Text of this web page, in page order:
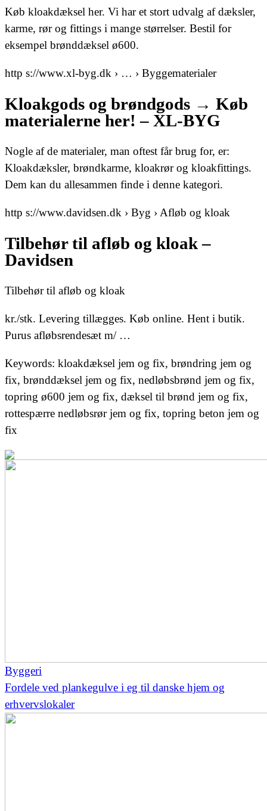
Køb kloakdæksel her. Vi har et stort udvalg af dæksler,
karme, rør og fittings i mange størrelser. Bestil for
eksempel brønddæksel ø600.
http s://www.xl-byg.dk › … › Byggematerialer
Kloakgods og brøndgods → Køb
materialerne her! – XL-BYG
Nogle af de materialer, man oftest får brug for, er:
Kloakdæksler, brøndkarme, kloakrør og kloakfittings.
Dem kan du allesammen finde i denne kategori.
http s://www.davidsen.dk › Byg › Afløb og kloak
Tilbehør til afløb og kloak –
Davidsen
Tilbehør til afløb og kloak
kr./stk. Levering tillægges. Køb online. Hent i butik.
Purus afløbsrendesæt m/ …
Keywords: kloakdæksel jem og fix, brøndring jem og
fix, brønddæksel jem og fix, nedløbsbrønd jem og fix,
topring ø600 jem og fix, dæksel til brønd jem og fix,
rottespærre nedløbsrør jem og fix, topring beton jem og
fix
Byggeri
Fordele ved plankegulve i eg til danske hjem og
erhvervslokaler